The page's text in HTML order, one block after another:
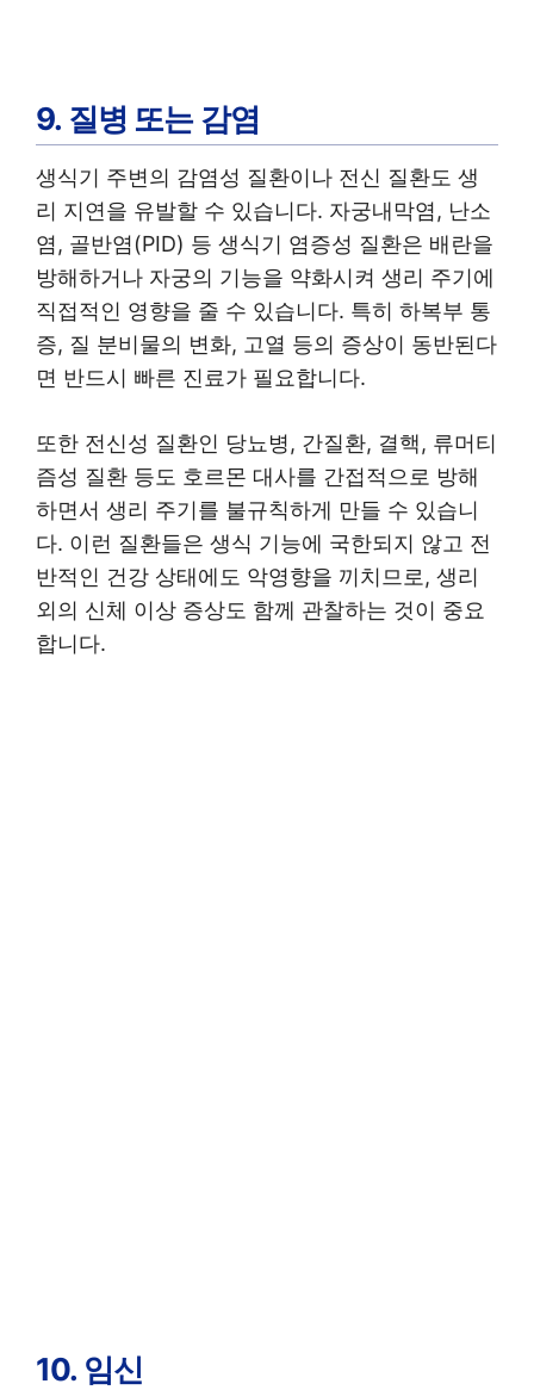
9. 질병 또는 감염
생식기 주변의 감염성 질환이나 전신 질환도 생
리 지연을 유발할 수 있습니다. 자궁내막염, 난소
염, 골반염(PID) 등 생식기 염증성 질환은 배란을
방해하거나 자궁의 기능을 약화시켜 생리 주기에
직접적인 영향을 줄 수 있습니다. 특히 하복부 통
증, 질 분비물의 변화, 고열 등의 증상이 동반된다
면 반드시 빠른 진료가 필요합니다.
또한 전신성 질환인 당뇨병, 간질환, 결핵, 류머티
즘성 질환 등도 호르몬 대사를 간접적으로 방해
하면서 생리 주기를 불규칙하게 만들 수 있습니
다. 이런 질환들은 생식 기능에 국한되지 않고 전
반적인 건강 상태에도 악영향을 끼치므로, 생리
외의 신체 이상 증상도 함께 관찰하는 것이 중요
합니다.
10. 임신